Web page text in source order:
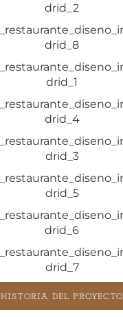
HISTORIA DEL PROYECTO